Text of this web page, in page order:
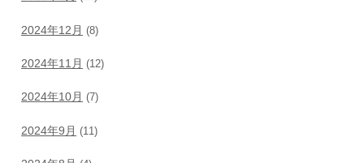
2024年12月 (8)
2024年11月 (12)
2024年10月 (7)
2024年9月 (11)